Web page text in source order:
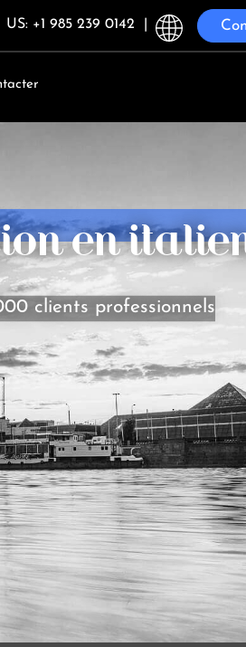
US: +1 985 239 0142
en
clients professionnels